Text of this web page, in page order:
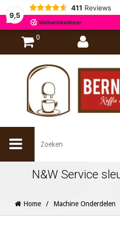
9,5
411 Reviews
0
N&W Service
Home / Machine Onderdelen